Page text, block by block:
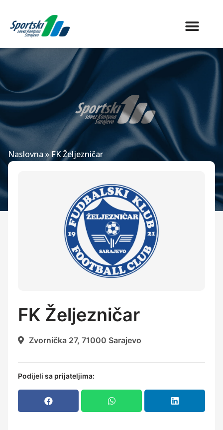
Naslovna » FK Željezničar
FK Željezničar
Zvornička 27, 71000 Sarajevo
Podijeli sa prijateljima: